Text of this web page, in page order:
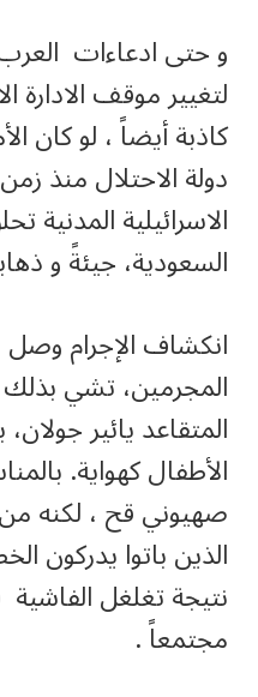
و حتى ادعاءات
لتغيير موقف الادارة
كاذبة أيضاً ، لو كان
دولة الاحتلال منذ
الاسرائيلية المدنية
السعودية، جيئةً و
انكشاف الإجرام وصل
المجرمين، تشي
المتقاعد يائير
الأطفال كهواية.
صهيوني قح ، لكنه من
الذين باتوا يدركون
نتيجة تغلغل
مجتمعاً .